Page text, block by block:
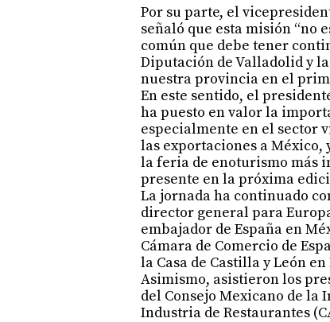
Por su parte, el
señaló que esta misión “no
común que debe tener
Diputación de Valladolid y
nuestra provincia en el
En este sentido, el
ha puesto en valor la
especialmente en el sector
las exportaciones a México,
la feria de enoturismo más
presente en la próxima
La jornada ha continuado
director general para
embajador de España en
Cámara de Comercio de
la Casa de Castilla y León
Asimismo, asistieron los
del Consejo Mexicano de la
Industria de Restaurantes